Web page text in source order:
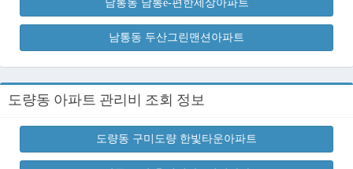
남통동 남통e-편한세상아파트
남통동 두산그린맨션아파트
도량동 아파트 관리비 조회 정보
도량동 구미도량 한빛타운아파트